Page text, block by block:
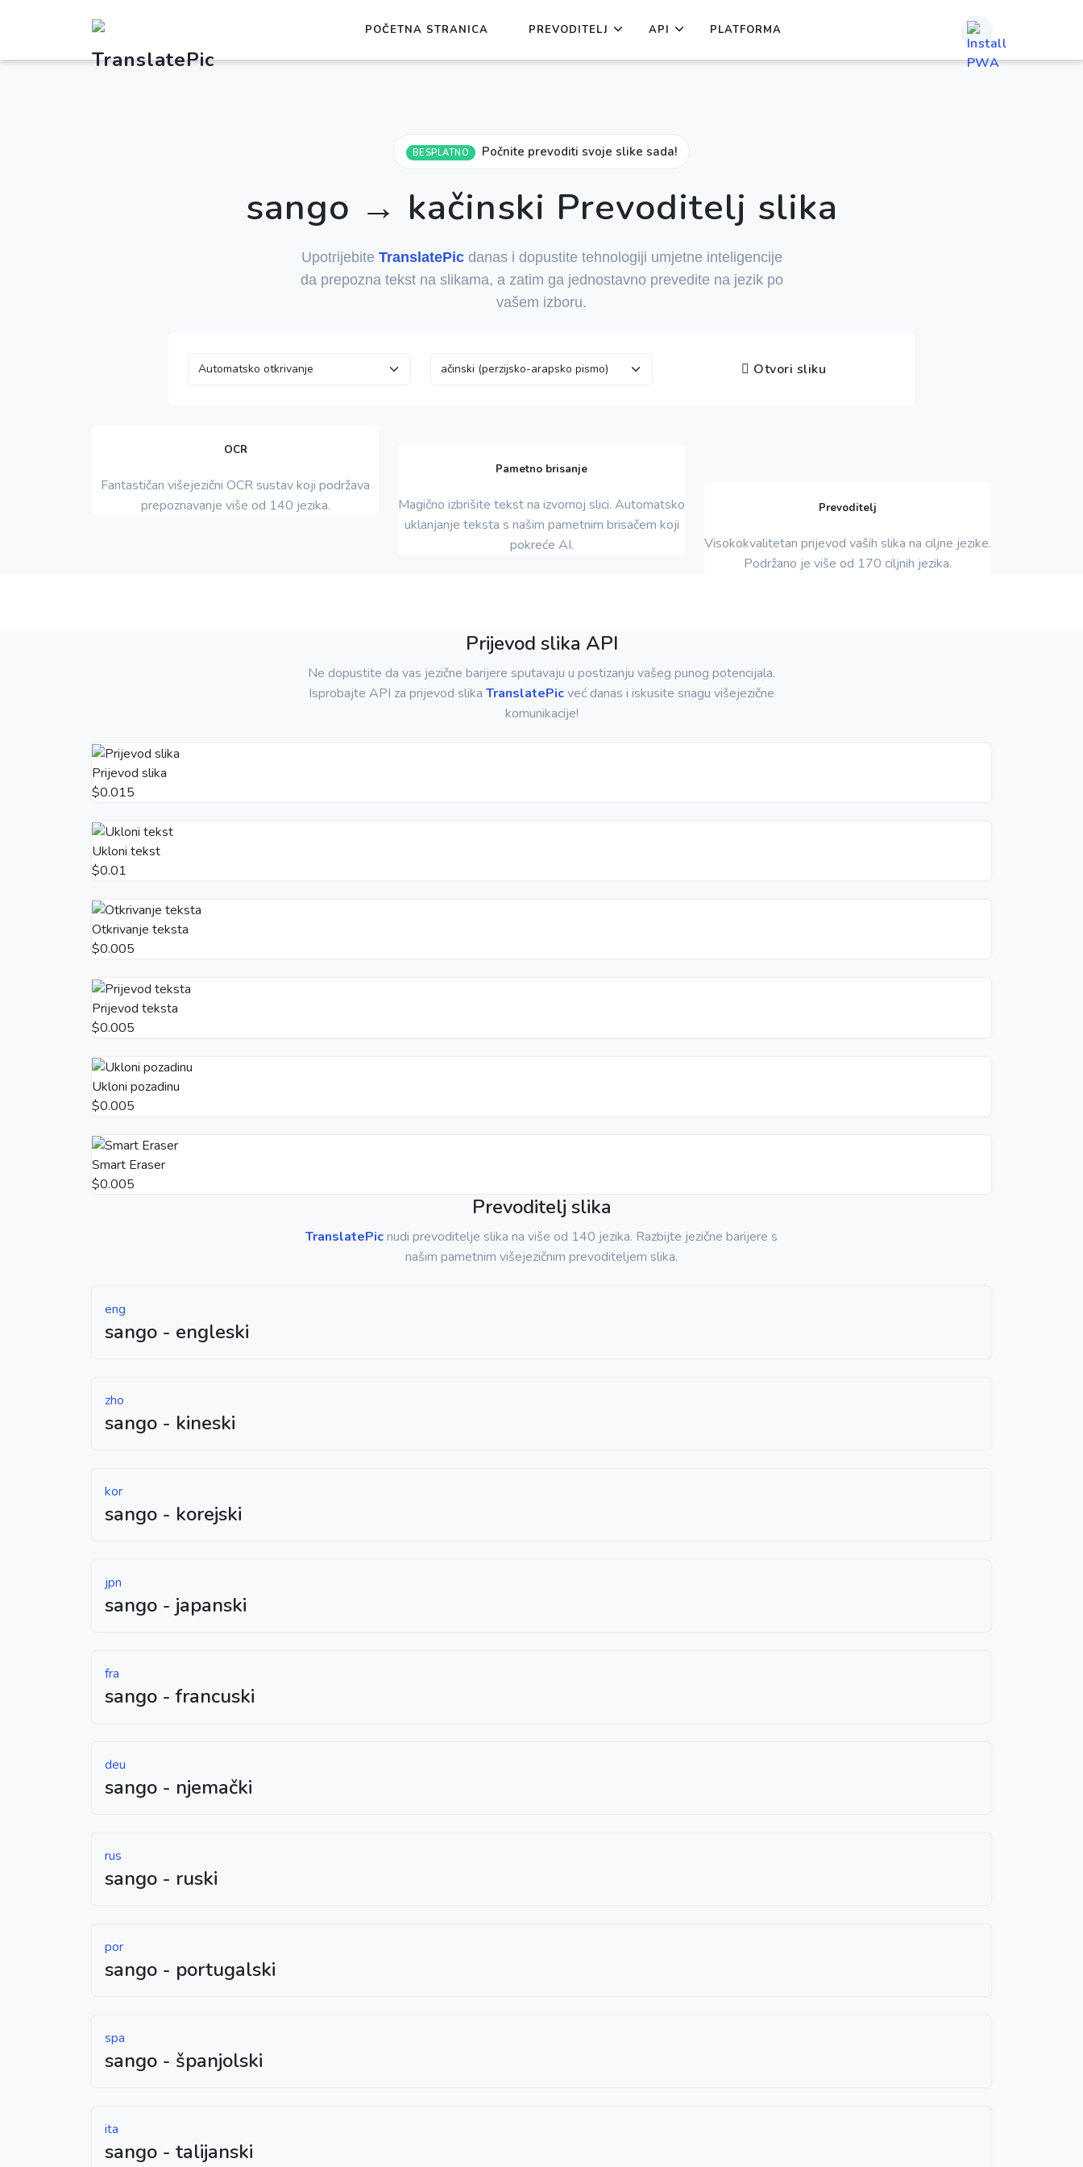
POČETNA STRANICA PREVODITELJ API PLATFORMA
BESPLATNO Počnite prevoditi svoje slike sada!
sango → kačinski Prevoditelj slika
Upotrijebite TranslatePicdanas i dopustite tehnologiji umjetne inteligencije
da prepozna tekst na slikama, a zatim ga jednostavno prevedite na jezik po
vašem izboru.
Otvori sliku
OCR
Fantastičan višejezični OCR sustav koji podržava
prepoznavanje više od 140 jezika.
Pametno brisanje
Magično izbrišite tekst na izvornoj slici. Automatsko
uklanjanje teksta s našim pametnim brisačem koji
pokreće AI.
Prevoditelj
Visokokvalitetan prijevod vaših slika na ciljne jezike.
Podržano je više od 170 ciljnih jezika.
Prijevod slika API
Ne dopustite da vas jezične barijere sputavaju u postizanju vašeg punog potencijala.
Isprobajte API za prijevod slika TranslatePicveć danas i iskusite snagu višejezične
komunikacije!
Prijevod slika
$0.015
Ukloni tekst
$0.01
Otkrivanje teksta
$0.005
Prijevod teksta
$0.005
Ukloni pozadinu
$0.005
Smart Eraser
$0.005
Prevoditelj slika
TranslatePicnudi prevoditelje slika na više od 140 jezika. Razbijte jezične barijere s
našim pametnim višejezičnim prevoditeljem slika.
eng
sango - engleski
zho
sango - kineski
kor
sango - korejski
jpn
sango - japanski
fra
sango - francuski
deu
sango - njemački
rus
sango - ruski
por
sango - portugalski
spa
sango - španjolski
ita
sango - talijanski